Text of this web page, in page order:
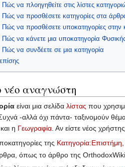
Πώς να πλοηγηθείτε στις λίστες
Πώς να προσθέσετε κατηγορίες στα
Πώς να προσθέσετε υποκατηγορίες στην
Πώς να κάνετε μια υποκατηγορία
Πώς να συνδέετε σε μια κατηγορία
νέο αναγνώστη
είναι μια σελίδα λίστας που
-αλλά όχι πάντα- ταξινομούν
και η Γεωγραφία. Αν είστε νέος χρήστης
της Κατηγορία:Επιστήμη
όπως το άρθρο της OrthodoxWiki